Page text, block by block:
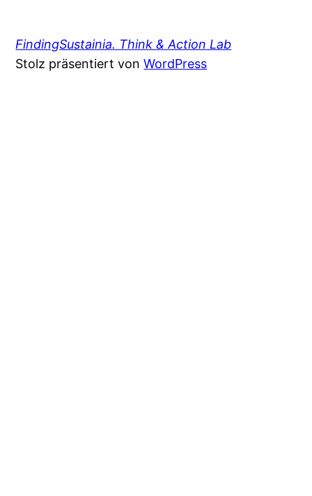
FindingSustainia. Think & Action Lab
Stolz präsentiert vonWordPress